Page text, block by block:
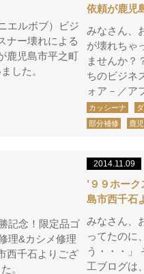
依頼が鹿児
みなさん、
が壊れちゃ
ませんか？
ちのビジネ
ォア－／
カッシーナ
部分補修
鹿
2014.11.09
’９９ホー
島市西千石
みなさん、
ってたのに
う・・・」
工ブログは